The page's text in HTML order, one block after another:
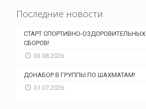
Последние новости
СТАРТ СПОРТИВНО-ОЗДОРОВИТЕЛЬНЫХ
СБОРОВ!
03.08.2026
ДОНАБОР В ГРУППЫ ПО ШАХМАТАМ!
31.07.2026